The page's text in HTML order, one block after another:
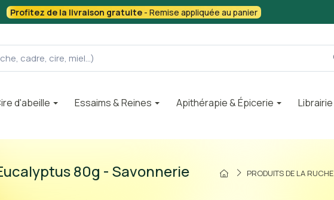
Profitez de la livraison gratuite - Remise appliquée au panier
d'abeille Essaims & Reines Apithérapie & Épicerie Librairie
PRODUITS DE LA RUCHE
80g - Savonnerie